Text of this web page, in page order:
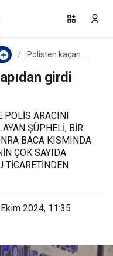
Polisten kaçan
bacada yakalandı
girdi
POLİS ARACINI
ŞÜPHELİ, BİR
BACA KISMINDA
ÇOK SAYIDA
TİCARETİNDEN
2024, 11:35
Paylaş